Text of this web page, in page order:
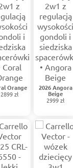
Orange
2899 zł
2026 Angora
Beige
2999 zł